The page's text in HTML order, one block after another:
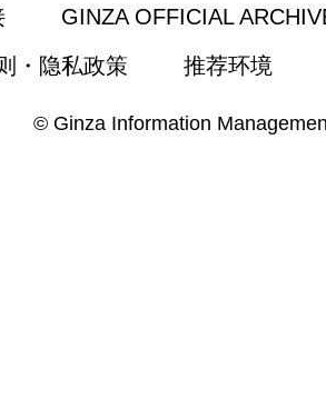
GINZA OFFICIAL
・隐私政策
推荐环境
© Ginza Information